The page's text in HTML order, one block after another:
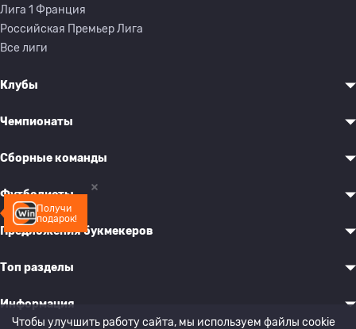
Получи
подарок!
Лига 1 Франция
Российская Премьер Лига
Все лиги
Клубы
Чемпионаты
Сборные команды
Футболисты
Предложения букмекеров
Топ разделы
Информация
Чтобы улучшить работу сайта, мы используем файлы cookie